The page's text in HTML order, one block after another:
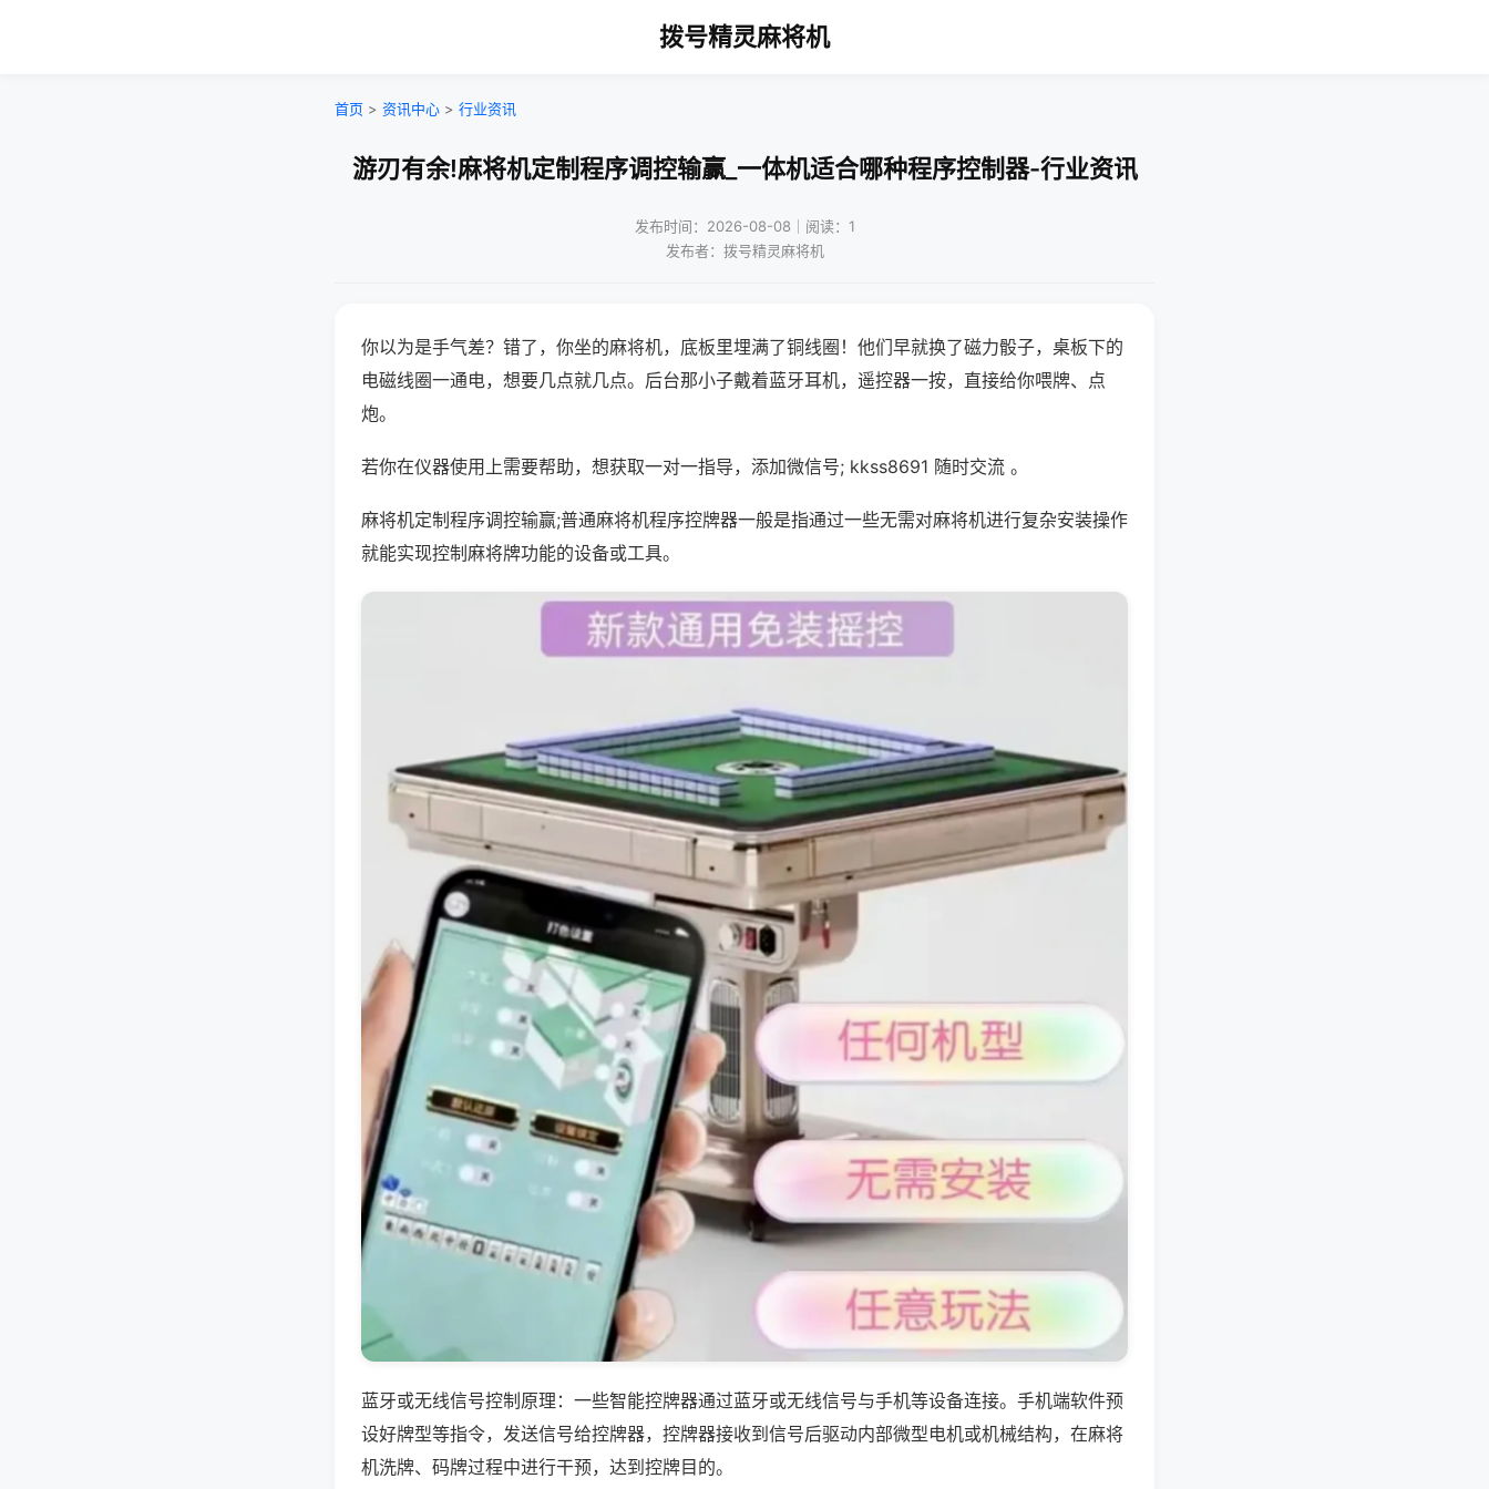
拨号精灵麻将机
首页 > 资讯中心 > 行业资讯
游刃有余!麻将机定制程序调控输赢_一体机适合哪种程序控制器-行业资讯
发布时间：2026-08-08｜阅读：1
发布者：拨号精灵麻将机
你以为是手气差？错了，你坐的麻将机，底板里埋满了铜线圈！他们早就换了磁力骰子，桌板下的
电磁线圈一通电，想要几点就几点。后台那小子戴着蓝牙耳机，遥控器一按，直接给你喂牌、点
炮。
若你在仪器使用上需要帮助，想获取一对一指导，添加微信号; kkss8691 随时交流 。
麻将机定制程序调控输赢;普通麻将机程序控牌器一般是指通过一些无需对麻将机进行复杂安装操作
就能实现控制麻将牌功能的设备或工具。
蓝牙或无线信号控制原理：一些智能控牌器通过蓝牙或无线信号与手机等设备连接。手机端软件预
设好牌型等指令，发送信号给控牌器，控牌器接收到信号后驱动内部微型电机或机械结构，在麻将
机洗牌、码牌过程中进行干预，达到控牌目的。